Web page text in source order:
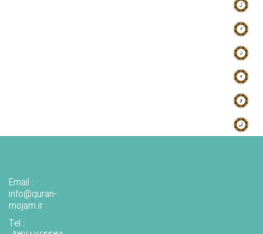
Email :
info@quran-
mojam.ir
Tel :